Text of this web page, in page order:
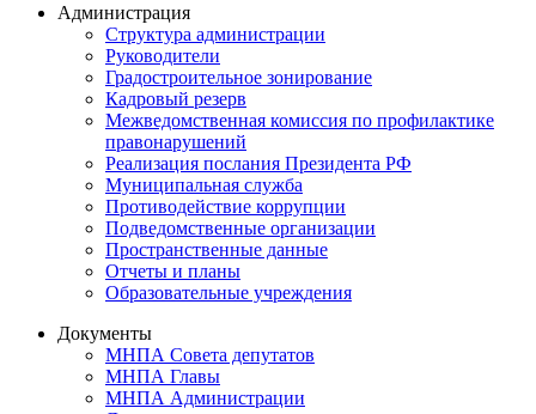
Администрация
Структура администрации
Руководители
Градостроительное зонирование
Кадровый резерв
Межведомственная комиссия по профилактике
правонарушений
Реализация послания Президента РФ
Муниципальная служба
Противодействие коррупции
Подведомственные организации
Пространственные данные
Отчеты и планы
Образовательные учреждения
Документы
МНПА Совета депутатов
МНПА Главы
МНПА Администрации